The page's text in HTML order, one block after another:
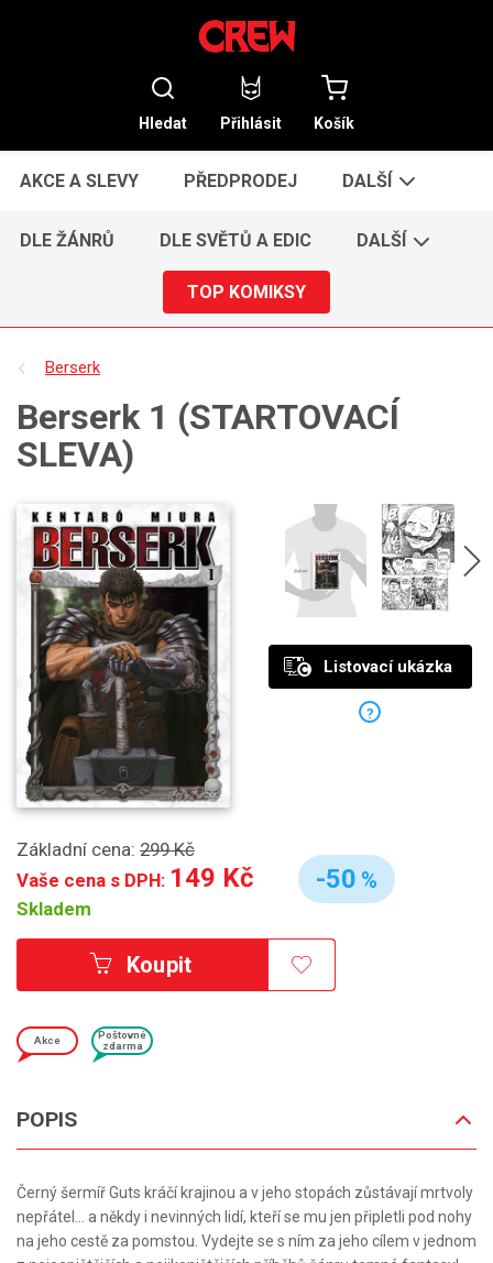
Hledat Přihlásit Košík
AKCE A SLEVY PŘEDPRODEJ DALŠÍ
DLE ŽÁNRŮ DLE SVĚTŮ A EDIC DALŠÍ
TOP KOMIKSY
Berserk
Berserk 1 (STARTOVACÍ
SLEVA)
Základní cena: 299 Kč
Vaše cena s DPH: 149 Kč
Skladem
-50 %
Koupit
Akce
Poštovné
zdarma
POPIS
Černý šermíř Guts kráčí krajinou a v jeho stopách zůstávají mrtvoly
nepřátel... a někdy i nevinných lidí, kteří se mu jen připletli pod nohy
na jeho cestě za pomstou. Vydejte se s ním za jeho cílem v jednom
Listovací ukázka
?